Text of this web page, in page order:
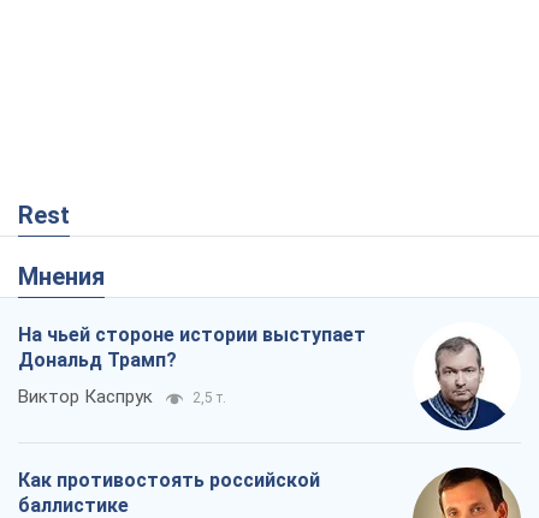
Rest
Мнения
На чьей стороне истории выступает
Дональд Трамп?
Виктор Каспрук 2,5 т.
Как противостоять российской
баллистике